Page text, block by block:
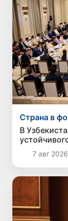
Страна в
В
7 авг